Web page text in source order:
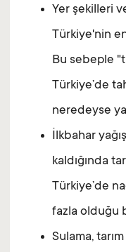
Yer şekilleri
Türkiye'nin
Bu sebeple
Türkiye’de
neredeyse
İlkbahar
kaldığında
Türkiye’de
fazla olduğu
Sulama,